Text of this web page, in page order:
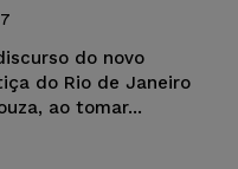
do novo
do Rio de Janeiro
ao tomar...